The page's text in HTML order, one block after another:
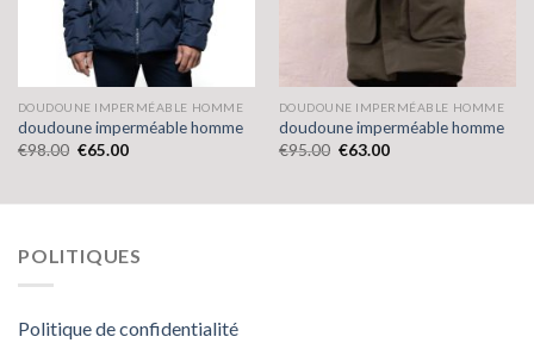
DOUDOUNE IMPERMÉABLE HOMME
doudoune imperméable homme
€98.00 €65.00
DOUDOUNE IMPERMÉABLE HOMME
doudoune imperméable homme
€95.00 €63.00
POLITIQUES
Politique de confidentialité